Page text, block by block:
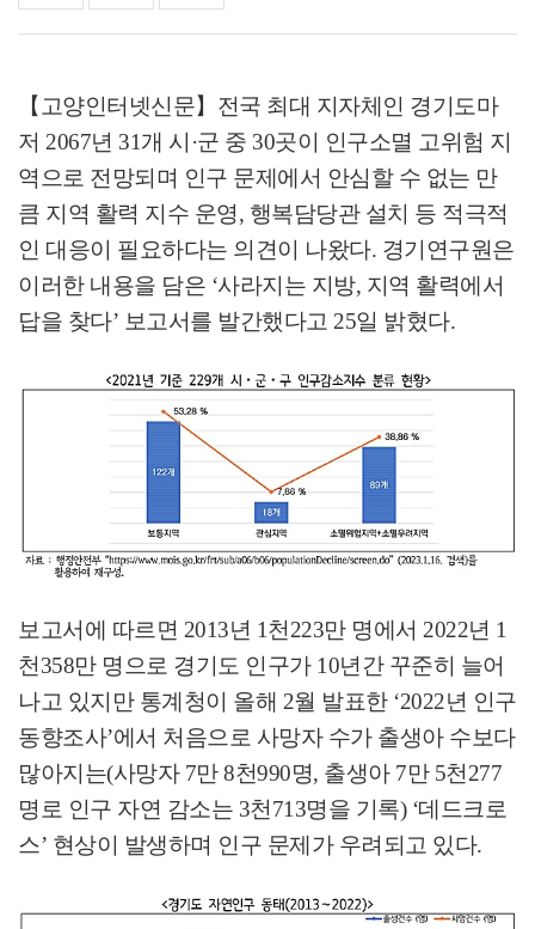
【고양인터넷신문】 전국 최대 지자체인 경기도마
저 2067년 31개 시 ·군 중 30곳이 인구소멸 고위험 지
역으로 전망되며 인구 문제에서 안심할 수 없는 만
큼 지역 활력 지수 운영, 행복담당관 설치 등 적극적
인 대응이 필요하다는 의견이 나왔다. 경기연구원은
이러한 내용을 담은 ‘사라지는 지방, 지역 활력에서
답을 찾다’ 보고서를 발간했다고 25일 밝혔다.
보고서에 따르면 2013년 1천223만 명에서 2022년 1
천358만 명으로 경기도 인구가 10년간 꾸준히 늘어
나고 있지만 통계청이 올해 2월 발표한 ‘2022년 인구
동향조사’에서 처음으로 사망자 수가 출생아 수보다
많아지는(사망자 7만8천990명, 출생아 7만 5천277
명로 인구 자연 감소는 3천713명을 기록) ‘데드크로
스’ 현상이 발생하며 인구 문제가 우려되고 있다.